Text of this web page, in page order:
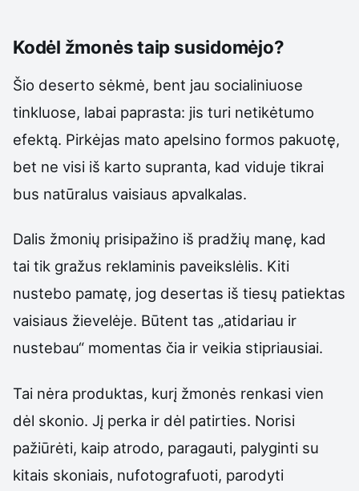
Kodėl žmonės taip susidomėjo?
Šio deserto sėkmė, bent jau socialiniuose
tinkluose, labai paprasta: jis turi netikėtumo
efektą. Pirkėjas mato apelsino formos pakuotę,
bet ne visi iš karto supranta, kad viduje tikrai
bus natūralus vaisiaus apvalkalas.
Dalis žmonių prisipažino iš pradžių manę, kad
tai tik gražus reklaminis paveikslėlis. Kiti
nustebo pamatę, jog desertas iš tiesų patiektas
vaisiaus žievelėje. Būtent tas „atidariau ir
nustebau“ momentas čia ir veikia stipriausiai.
Tai nėra produktas, kurį žmonės renkasi vien
dėl skonio. Jį perka ir dėl patirties. Norisi
pažiūrėti, kaip atrodo, paragauti, palyginti su
kitais skoniais, nufotografuoti, parodyti